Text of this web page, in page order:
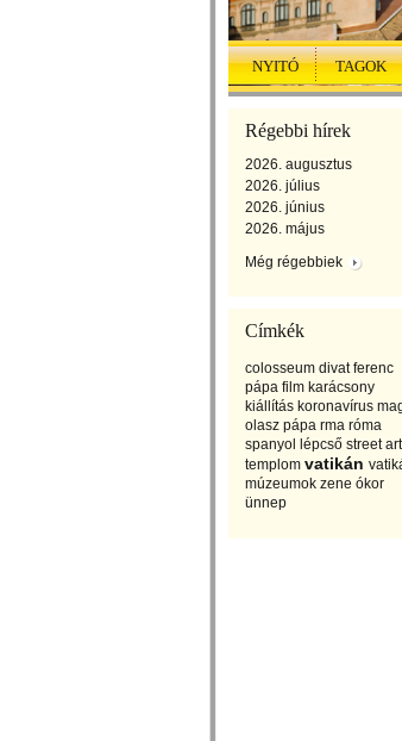
NYITÓ TAGOK
Régebbi hírek
2026. augusztus
2026. július
2026. június
2026. május
Még régebbiek
Címkék
colosseum divat ferenc
pápa film karácsony
kiállítás koronavírus
olasz pápa rma róma
spanyol lépcső street art
templom vatikán
múzeumok zene ókor
ünnep